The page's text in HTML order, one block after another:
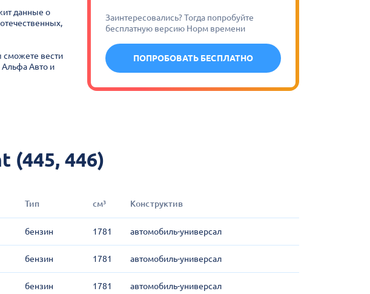
данные о
сможете вести
Альфа Авто и
Заинтересовались? Тогда попробуйте
бесплатную версию Норм времени
ПОПРОБОВАТЬ БЕСПЛАТНО
(445, 446)
Тип см³ Конструктив
бензин 1781 автомобиль-универсал
бензин 1781 автомобиль-универсал
бензин 1781 автомобиль-универсал